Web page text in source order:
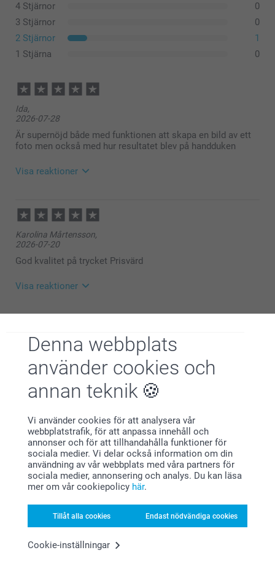
Denna webbplats
använder cookies och
annan teknik
Vi använder cookies för att analysera vår
webbplatstrafik, för att anpassa innehåll och
annonser och för att tillhandahålla funktioner för
sociala medier. Vi delar också information om din
användning av vår webbplats med våra partners för
sociala medier, annonsering och analys. Du kan läsa
mer om vår cookiepolicy här.
Tillåt alla cookies Endast nödvändiga cookies
Cookie-inställningar
4 Stjärnor
0
3 Stjärnor
0
2 Stjärnor
1
1 Stjärna
0
Ida,
2026-07-28
Är supernöjd både med funktionen att skapa en bild av ett
foto men också med hur resultatet blev på handduken
Visa reaktioner
12:08
Hej Ida,
Stort tack för dina ⭐️⭐️⭐️⭐️⭐️ och omdöme, kul att du
är nöjd med din handduk!
Vi önskar dig en fin dag!
Varma hälsningar,
Kirsi @smartphoto
Karolina Mårtensson,
2026-07-20
God kvalitet på trycket Prisvärd
Visa reaktioner
2026-07-22
Hej Karolina,
Stort tack för dina ⭐️⭐️⭐️⭐️⭐️ och omdöme, kul att du
är nöjd med din handduk!
Vi önskar dig en fin dag!
Helene @smartphoto
Elin,
Jättebra upplösning på fotot!
Visa reaktioner
2026-07-22
11:57
Hej Elin,
Stort tack för dina ⭐️⭐️⭐️⭐️⭐️ och omdöme, kul att du
är nöjd med din handduk!
Varma hälsningar,
Ludmila Zvirbla,
2026-03-03
Handduken är i bra kvalite och med tydlig och bra tryck på!
Visa reaktioner
2026-03-03